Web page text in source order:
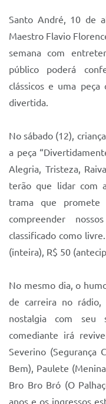
Ouvidoria da Cidade
Passe Escolar
Parque Escola
Portal da Educação
SIC
Sistema Colab
Autarquias
Santo André, 10 de
Maestro Flavio
semana com
público poderá
clássicos e uma
divertida.
No sábado (12),
a peça
Alegria, Tristeza,
terão que lidar com
trama que promete
compreender
classificado como
(inteira), R$ 50
No mesmo dia, o
de carreira no
nostalgia com seu
comediante irá
Severino (Segurança
Bem), Paulete
Bro Bro Bró (O
anos e os ingressos